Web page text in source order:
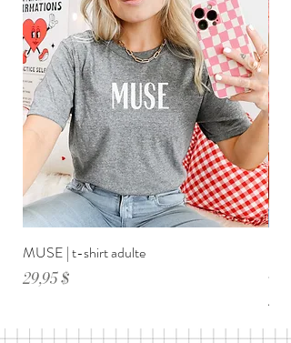
MUSE | t-shirt adulte
Prix
29,95 $
Prix